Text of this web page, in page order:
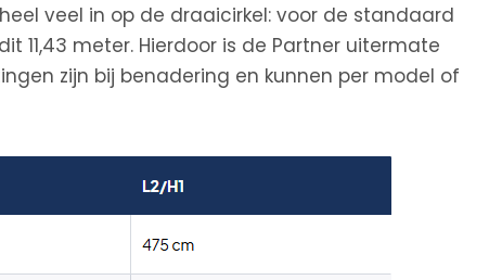
veel in op de draaicirkel: voor de standaard
11,43 meter. Hierdoor is de Partner uitermate
zijn bij benadering en kunnen per model of